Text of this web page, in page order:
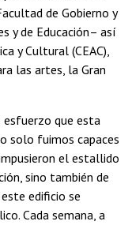
de Gobierno y
y de Educación– así
y Cultural (CEAC),
las artes, la Gran
esfuerzo que esta
solo fuimos capaces
el estallido
sino también de
edificio se
Cada semana, a